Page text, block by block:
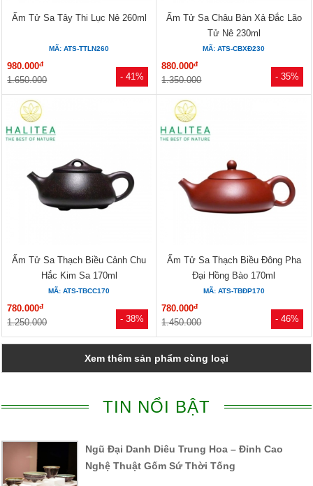
- 41%
Ấm Tử Sa Tây Thi Lục Nê 260ml
MÃ: ATS-TTLN260
980.000đ
1.650.000 - 35%
Ấm Tử Sa Châu Bàn Xả Đắc Lão
Tử Nê 230ml
MÃ: ATS-CBXĐ230
880.000đ
1.350.000
- 38%
Ấm Tử Sa Thạch Biều Cảnh Chu
Hắc Kim Sa 170ml
MÃ: ATS-TBCC170
780.000đ
1.250.000 - 46%
Ấm Tử Sa Thạch Biều Đông Pha
Đại Hồng Bào 170ml
MÃ: ATS-TBĐP170
780.000đ
1.450.000
Xem thêm sản phẩm cùng loại
TIN NỔI BẬT
Ngũ Đại Danh Diêu Trung Hoa – Đỉnh Cao
Nghệ Thuật Gốm Sứ Thời Tống